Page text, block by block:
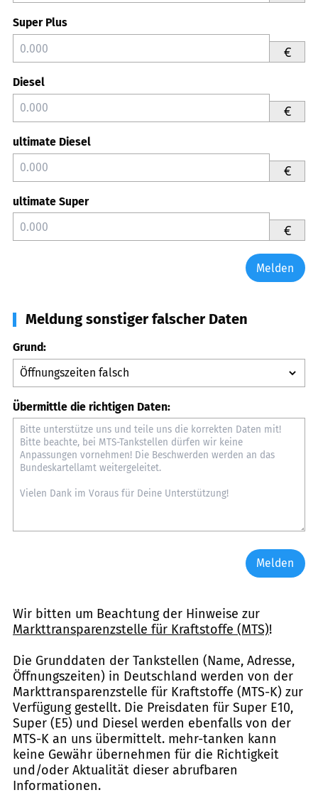
Super Plus
€
Diesel
€
ultimate Diesel
€
ultimate Super
€
Melden
Meldung sonstiger falscher Daten
Grund:
Übermittle die richtigen Daten:
Melden
Wir bitten um Beachtung der Hinweise zur
Markttransparenzstelle für Kraftstoffe (MTS)!
Die Grunddaten der Tankstellen (Name, Adresse,
Öffnungszeiten) in Deutschland werden von der
Markttransparenzstelle für Kraftstoffe (MTS-K) zur
Verfügung gestellt. Die Preisdaten für Super E10,
Super (E5) und Diesel werden ebenfalls von der
MTS-K an uns übermittelt. mehr-tanken kann
keine Gewähr übernehmen für die Richtigkeit
und/oder Aktualität dieser abrufbaren
Informationen.